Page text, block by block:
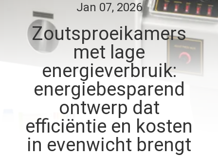
KWALITEITSCONTROLE
CONTACTEER
VERZOEK
OM EEN
CITAAT
Jan 07, 2026
Zoutsproeikamers
met lage
energieverbruik:
energiebesparend
ontwerp dat
efficiëntie en kosten
in evenwicht brengt